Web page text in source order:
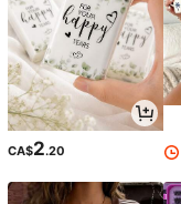
CA$2.20